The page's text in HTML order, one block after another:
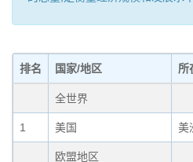
排名 国家/地区 所
全世界
1 美国 美
欧盟地区